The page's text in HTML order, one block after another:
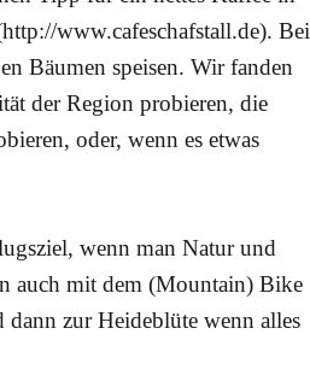
www.cafeschafstall.de). Bei
Bäumen speisen. Wir fanden
der Region probieren, die
oder, wenn es etwas
wenn man Natur und
auch mit dem (Mountain) Bike
zur Heideblüte wenn alles